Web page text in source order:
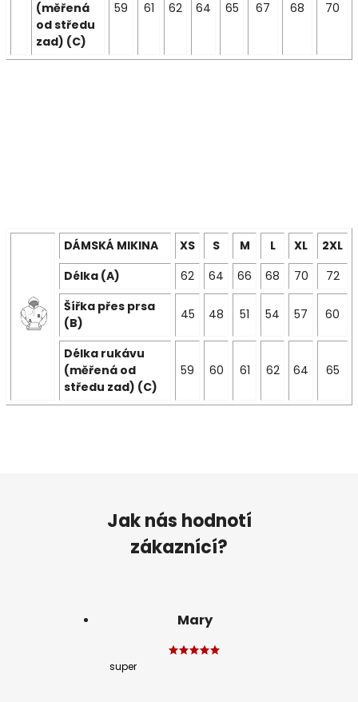
(měřená
od středu
zad) (C)
59 61 62 64 65 67 68 70
DÁMSKÁ MIKINA XS S M L XL
2XL
Délka (A)
62 64 66 68 70
72
Šířka přes prsa
(B)
45 48 51 54 57 60
Délka rukávu
(měřená od
středu zad) (C)
59 60 61 62 64 65
Jak nás hodnotí
zákaznící?
Mary
super